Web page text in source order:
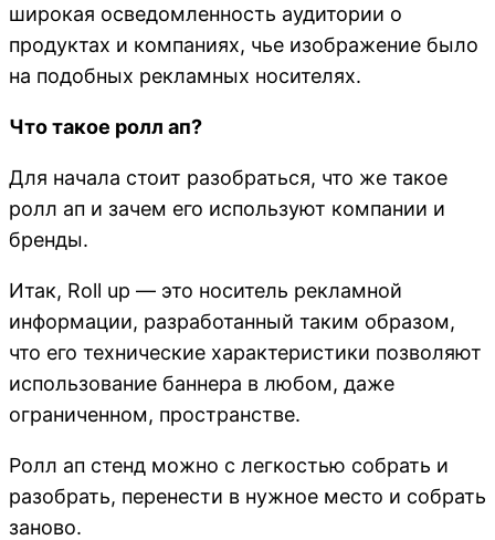
широкая осведомленность аудитории о
продуктах и компаниях, чье изображение было
на подобных рекламных носителях.
Что такое ролл ап?
Для начала стоит разобраться, что же такое
ролл ап и зачем его используют компании и
бренды.
Итак, Roll up — это носитель рекламной
информации, разработанный таким образом,
что его технические характеристики позволяют
использование баннера в любом, даже
ограниченном, пространстве.
Ролл ап стенд можно с легкостью собрать и
разобрать, перенести в нужное место и собрать
заново.